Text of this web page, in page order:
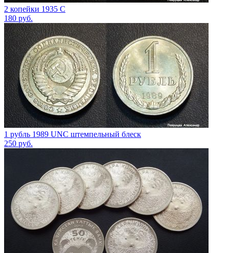
2 копейки 1935 С
180 руб.
1 рубль 1989 UNC штемпельный блеск
250 руб.